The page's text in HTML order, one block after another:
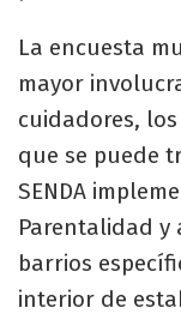
La encuesta
mayor
cuidadores,
que se puede
SENDA
Parentalidad y
barrios
interior de